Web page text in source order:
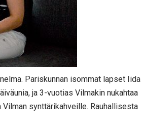
Pariskunnan isommat lapset Iida
ja 3-vuotias Vilmakin nukahtaa
synttärikahveille. Rauhallisesta